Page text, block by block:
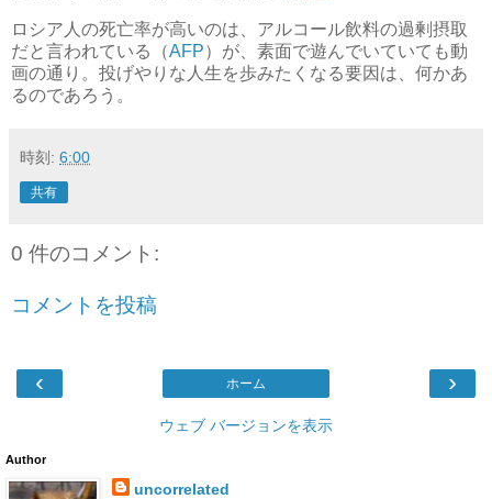
ロシア人の死亡率が高いのは、アルコール飲料の過剰摂取
だと言われている（AFP）が、素面で遊んでいていても動
画の通り。投げやりな人生を歩みたくなる要因は、何かあ
るのであろう。
時刻: 6:00
共有
0 件のコメント:
コメントを投稿
‹ ›
ホーム
ウェブ バージョンを表示
Author
uncorrelated